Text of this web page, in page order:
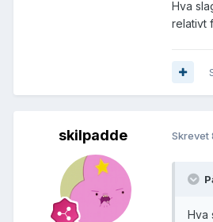
Hva
relativt
skilpadde Skrevet
Hva